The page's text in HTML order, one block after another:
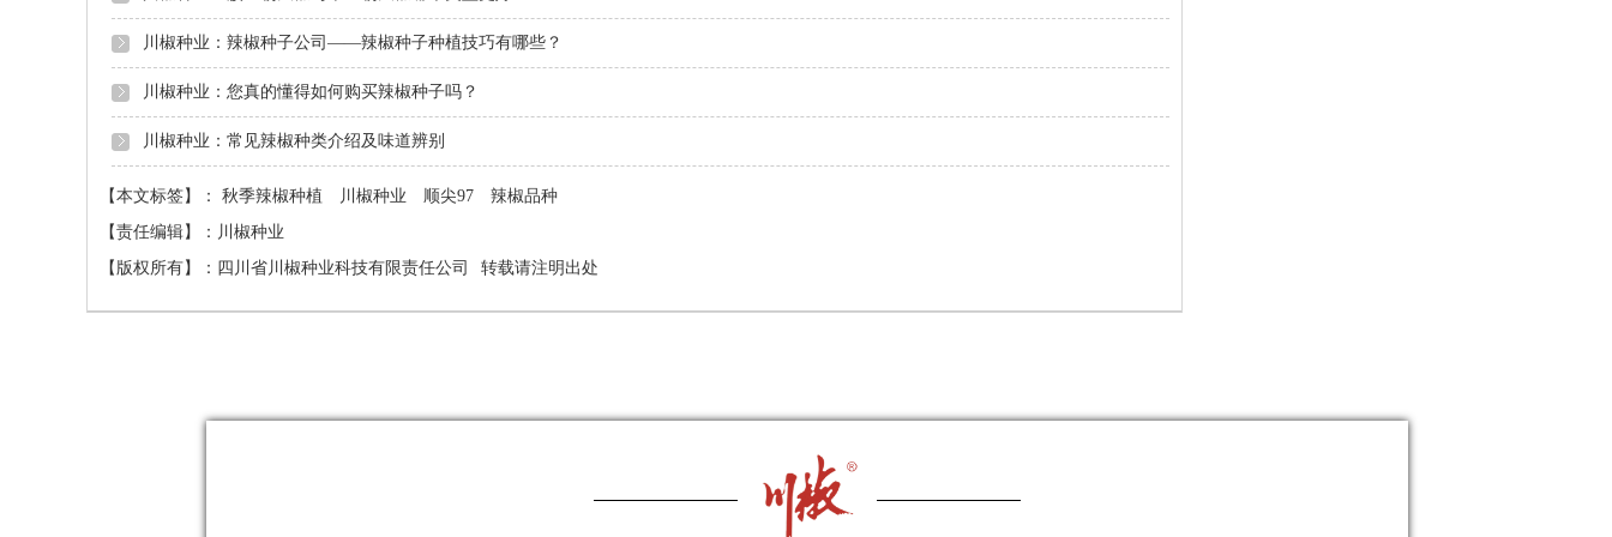
川椒种业：辣椒种子公司——辣椒种子种植技巧有哪些？
川椒种业：您真的懂得如何购买辣椒种子吗？
川椒种业：常见辣椒种类介绍及味道辨别
【本文标签】： 秋季辣椒种植 川椒种业 顺尖97
辣椒品种
【责任编辑】： 川椒种业
【版权所有】： 四川省川椒种业科技有限责任公司 转载请注明出处